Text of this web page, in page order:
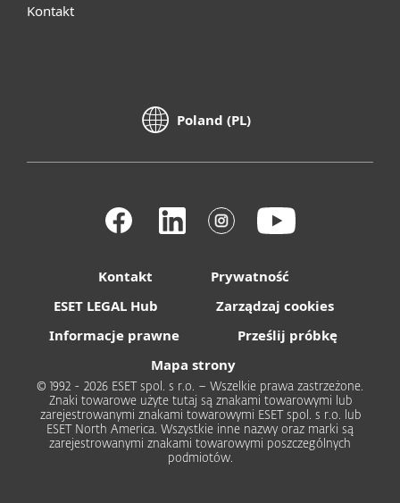
Kontakt
Poland (PL)
Kontakt
Prywatność
ESET LEGAL Hub
Zarządzaj cookies
Informacje prawne
Prześlij próbkę
Mapa strony
© 1992 - 2026 ESET spol. s r.o. – Wszelkie prawa zastrzeżone.
Znaki towarowe użyte tutaj są znakami towarowymi lub
zarejestrowanymi znakami towarowymi ESET spol. s r.o. lub
ESET North America. Wszystkie inne nazwy oraz marki są
zarejestrowanymi znakami towarowymi poszczególnych
podmiotów.